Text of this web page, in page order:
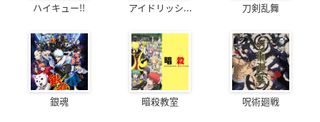
ハイキュー!! アイドリッシ... 刀剣乱舞
銀魂 暗殺教室 呪術廻戦